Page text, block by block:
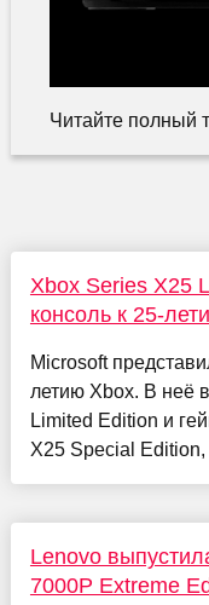
Читайте полный
Xbox Series X25
консоль к 25-
Microsoft
летию Xbox. В неё
Limited Edition и
X25 Special
Lenovo
7000P Extreme